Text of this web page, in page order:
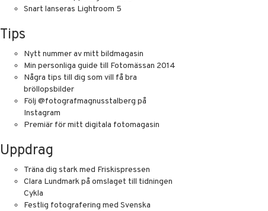
Snart lanseras Lightroom 5
Tips
Nytt nummer av mitt bildmagasin
Min personliga guide till Fotomässan 2014
Några tips till dig som vill få bra
bröllopsbilder
Följ @fotografmagnusstalberg på
Instagram
Premiär för mitt digitala fotomagasin
Uppdrag
Träna dig stark med Friskispressen
Clara Lundmark på omslaget till tidningen
Cykla
Festlig fotografering med Svenska